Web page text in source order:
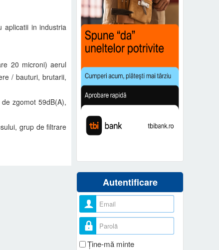
in industria
20 microni) aerul
/ bauturi, brutarii,
zgomot 59dB(A),
grup de filtrare
Autentificare
Nume utilizator
Parolă
Ţine-mă minte